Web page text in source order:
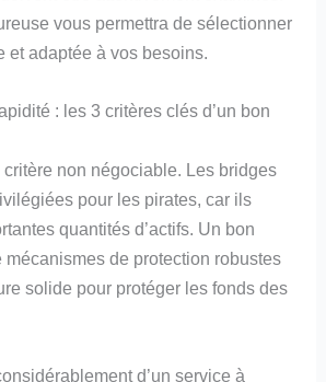
vous permettra de sélectionner
et adaptée à vos besoins.
: les 3 critères clés d’un bon
critère non négociable. Les bridges
pour les pirates, car ils
quantités d’actifs. Un bon
mécanismes de protection robustes
solide pour protéger les fonds des
d’un service à